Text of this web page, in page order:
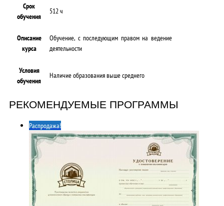
Срок
обучения
512 ч
Описание
курса
Обучение, с последующим правом на ведение
деятельности
Условия
обучения
Наличие образования выше среднего
РЕКОМЕНДУЕМЫЕ ПРОГРАММЫ
Распродажа!